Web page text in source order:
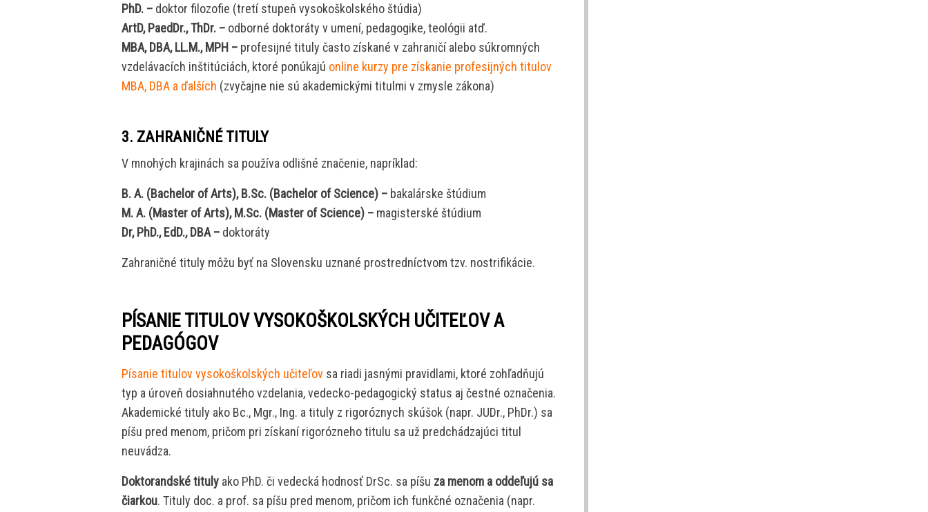
PhD. – doktor filozofie (tretí stupeň vysokoškolského štúdia)
ArtD, PaedDr., ThDr. – odborné doktoráty v umení, pedagogike, teológii atď.
MBA, DBA, LL.M., MPH – profesijné tituly často získané v zahraničí alebo súkromných
vzdelávacích inštitúciách, ktoré ponúkajú online kurzy pre získanie profesijných titulov
MBA, DBA a ďalších (zvyčajne nie sú akademickými titulmi v zmysle zákona)
3. ZAHRANIČNÉ TITULY
V mnohých krajinách sa používa odlišné značenie, napríklad:
B. A. (Bachelor of Arts), B.Sc. (Bachelor of Science) – bakalárske štúdium
M. A. (Master of Arts), M.Sc. (Master of Science) – magisterské štúdium
Dr, PhD., EdD., DBA – doktoráty
Zahraničné tituly môžu byť na Slovensku uznané prostredníctvom tzv. nostrifikácie.
PÍSANIE TITULOV VYSOKOŠKOLSKÝCH UČITEĽOV A
PEDAGÓGOV
Písanie titulov vysokoškolských učiteľov sa riadi jasnými pravidlami, ktoré zohľadňujú
typ a úroveň dosiahnutého vzdelania, vedecko-pedagogický status aj čestné označenia.
Akademické tituly ako Bc., Mgr., Ing. a tituly z rigoróznych skúšok (napr. JUDr., PhDr.) sa
píšu pred menom, pričom pri získaní rigorózneho titulu sa už predchádzajúci titul
neuvádza.
Doktorandské tituly ako PhD. či vedecká hodnosť DrSc. sa píšu za menom a oddeľujú sa
čiarkou. Tituly doc. a prof. sa píšu pred menom, pričom ich funkčné označenia (napr.